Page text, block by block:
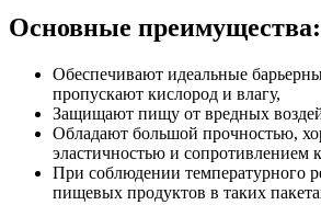
Основные преимущества:
Обеспечивают идеальные
пропускают кислород и влагу,
Защищают пищу от вредных
Обладают большой прочностью,
эластичностью и сопротивлением
При соблюдении температурного
пищевых продуктов в таких